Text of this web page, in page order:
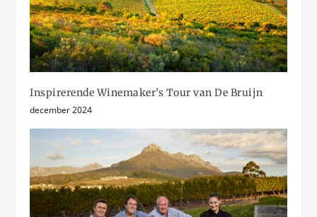
Inspirerende Winemaker’s Tour van De Bruijn
december 2024